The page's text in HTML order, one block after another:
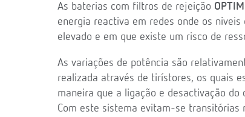
As baterias com filtros de rejeição
energia reactiva em redes onde os
elevado e em que existe um risco de
As variações de potência são
realizada através de tirístores, os quais
maneira que a ligação e desactivação
Com este sistema evitam-se transitórias